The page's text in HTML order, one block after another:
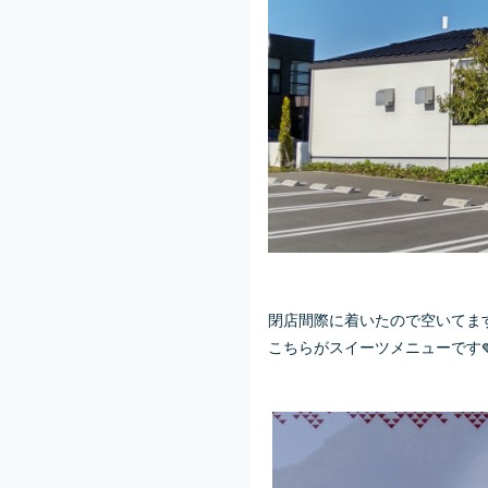
閉店間際に着いたので空いてま
こちらがスイーツメニューです